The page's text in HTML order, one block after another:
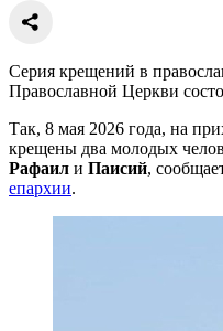
Серия крещений в
Православной Церкви
Так, 8 мая 2026 года, на
крещены два молодых
Рафаил и Паисий,
епархии.